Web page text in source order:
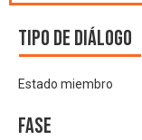
Tipo de diálogo
Estado miembro
Fase